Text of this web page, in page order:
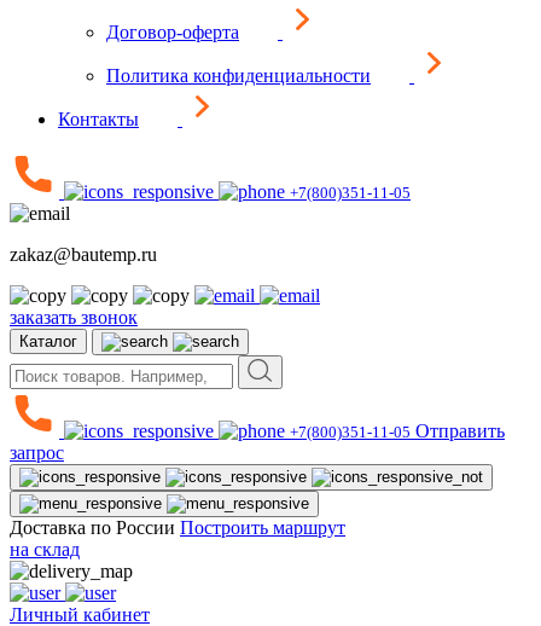
Договор-оферта
Политика конфиденциальности
Контакты
+7(800)351-11-05
zakaz@bautemp.ru
заказать звонок
Каталог
+7(800)351-11-05 Отправить
запрос
Доставка по России Построить маршрут
на склад
Личный кабинет